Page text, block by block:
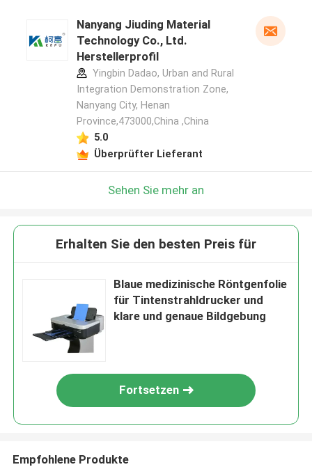
Nanyang Jiuding Material
Technology Co., Ltd.
Herstellerprofil
Yingbin Dadao, Urban and Rural
Integration Demonstration Zone,
Nanyang City, Henan
Province,473000,China ,China
5.0
Überprüfter Lieferant
Sehen Sie mehr an
Erhalten Sie den besten Preis für
Blaue medizinische Röntgenfolie
für Tintenstrahldrucker und
klare und genaue Bildgebung
Fortsetzen
Empfohlene Produkte